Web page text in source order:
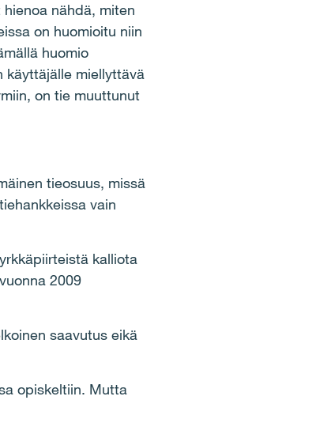
nähdä, miten
on huomioitu niin
huomio
käyttäjälle miellyttävä
on tie muuttunut
tieosuus, missä
vain
kalliota
2009
saavutus eikä
opiskeltiin. Mutta